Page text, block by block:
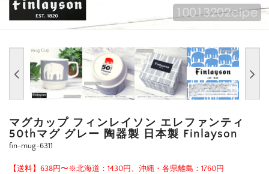
マグカップ フィンレイソン エレファンティ
50thマグ グレー 陶器製 日本製 Finlayson
fin-mug-6311
【送料】638円〜※北海道：1430円、沖縄・各県離島：1760円